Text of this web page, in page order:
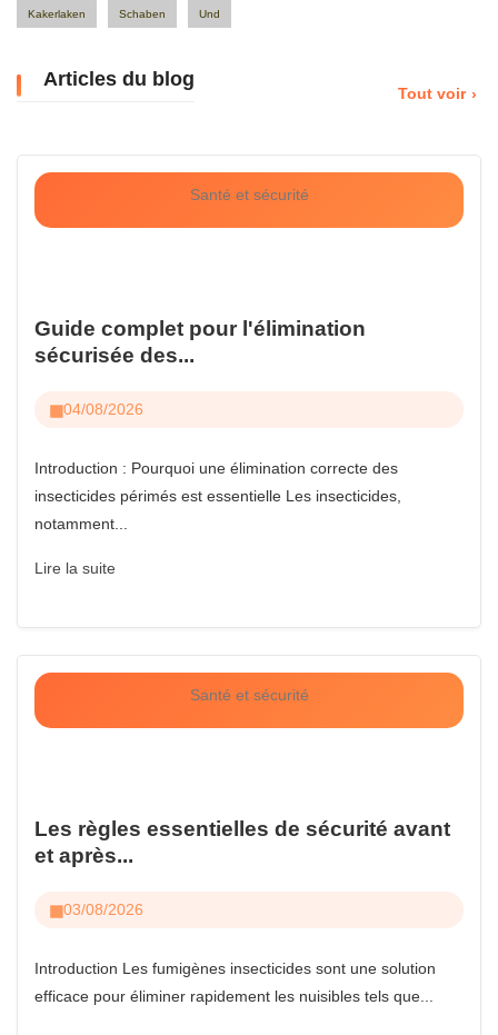
Kakerlaken Schaben Und
Articles du blog
Tout voir
Santé et sécurité
Guide complet pour l'élimination
sécurisée des...
04/08/2026
Introduction : Pourquoi une élimination correcte des
insecticides périmés est essentielle Les insecticides,
notamment...
Lire la suite
Santé et sécurité
Les règles essentielles de sécurité avant
et après...
03/08/2026
Introduction Les fumigènes insecticides sont une solution
efficace pour éliminer rapidement les nuisibles tels que...